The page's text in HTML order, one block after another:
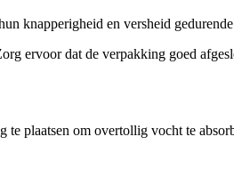
knapperigheid en versheid
ervoor dat de verpakking goed
plaatsen om overtollig vocht te